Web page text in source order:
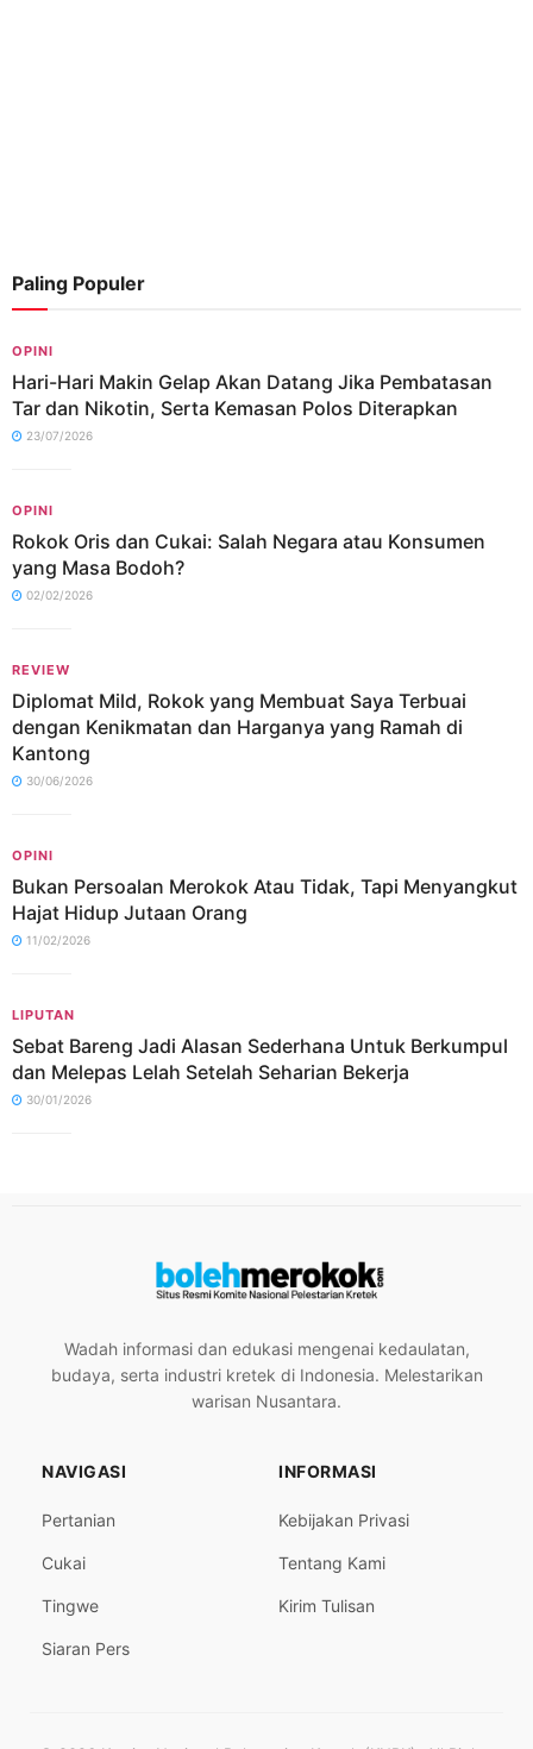
Paling Populer
OPINI
Hari-Hari Makin Gelap Akan Datang Jika Pembatasan
Tar dan Nikotin, Serta Kemasan Polos Diterapkan
23/07/2026
OPINI
Rokok Oris dan Cukai: Salah Negara atau Konsumen
yang Masa Bodoh?
02/02/2026
REVIEW
Diplomat Mild, Rokok yang Membuat Saya Terbuai
dengan Kenikmatan dan Harganya yang Ramah di
Kantong
30/06/2026
OPINI
Bukan Persoalan Merokok Atau Tidak, Tapi Menyangkut
Hajat Hidup Jutaan Orang
11/02/2026
LIPUTAN
Sebat Bareng Jadi Alasan Sederhana Untuk Berkumpul
dan Melepas Lelah Setelah Seharian Bekerja
30/01/2026
Wadah informasi dan edukasi mengenai kedaulatan,
budaya, serta industri kretek di Indonesia. Melestarikan
warisan Nusantara.
NAVIGASI
Pertanian
Cukai
Tingwe
Siaran Pers
INFORMASI
Kebijakan Privasi
Tentang Kami
Kirim Tulisan